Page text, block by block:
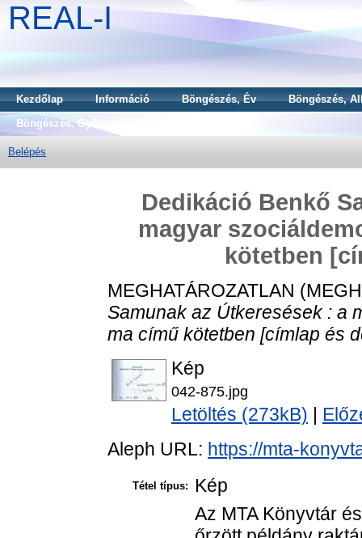
REAL-I
Kezdőlap Információ Böngészés, Év
Böngészés,
Böngészés, Gyűjtemény
Belépés
Dedikáció Benkő
magyar
kötetben
MEGHATÁROZATLAN
Samunak az Útkeresések : a
ma című kötetben [címlap és
Kép
042-875.jpg
Letöltés (273kB)
Aleph URL: https://mta-
Tétel típus: Kép
Az MTA Könyvtár